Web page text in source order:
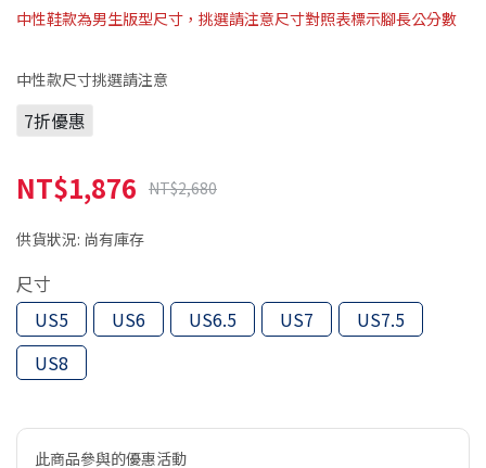
中性鞋款為男生版型尺寸，挑選請注意尺寸對照表標示腳長公分數
中性款尺寸挑選請注意
7折優惠
NT$1,876 NT$2,680
供貨狀況: 尚有庫存
尺寸
US5
US6 US6.5 US7
US7.5
US8
此商品參與的優惠活動